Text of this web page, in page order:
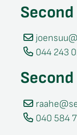
Second
044 243
040 584